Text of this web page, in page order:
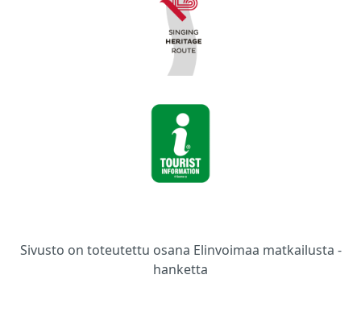
Sivusto on toteutettu osana Elinvoimaa matkailusta -
hanketta